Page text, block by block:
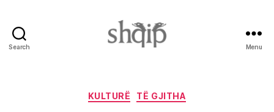
Search Menu
Categories
KULTURË TË GJITHA